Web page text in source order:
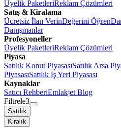
Üyelik PaketleriReklam Çözümleri
Satış & Kiralama
Ücretsiz İlan VerinDeğerini Öğren
Danışmanlar
Profesyoneller
Üyelik PaketleriReklam Çözümleri
Piyasa
Satılık Konut PiyasasıSatılık Arsa
PiyasasıSatılık İş Yeri Piyasası
Kaynaklar
Satıcı RehberiEmlakjet Blog
Filtrele3
Satılık
Kiralık